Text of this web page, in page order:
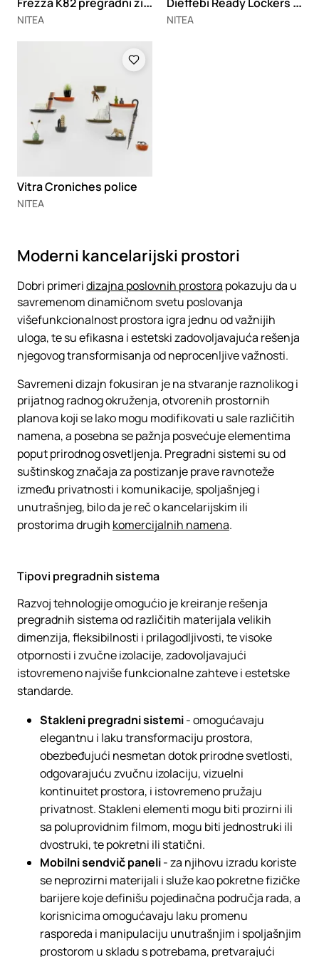
NITEA NITEA
Vitra Croniches police
NITEA
Moderni kancelarijski prostori
Dobri primeridizajna poslovnih prostora pokazuju da u
savremenom dinamičnom svetu poslovanja
višefunkcionalnost prostora igra jednu od važnijih
uloga, te su efikasna i estetski zadovoljavajuća rešenja
njegovog transformisanja od neprocenljive važnosti.
Savremeni dizajn fokusiran je na stvaranje raznolikog i
prijatnog radnog okruženja, otvorenih prostornih
planova koji se lako mogu modifikovati u sale različitih
namena, a posebna se pažnja posvećuje elementima
poput prirodnog osvetljenja. Pregradni sistemi su od
suštinskog značaja za postizanje prave ravnoteže
između privatnosti i komunikacije, spoljašnjeg i
unutrašnjeg, bilo da je reč o kancelarijskim ili
prostorima drugih komercijalnih namena.
Tipovi pregradnih sistema
Razvoj tehnologije omogućio je kreiranje rešenja
pregradnih sistema od različitih materijala velikih
dimenzija, fleksibilnosti i prilagodljivosti, te visoke
otpornosti i zvučne izolacije, zadovoljavajući
istovremeno najviše funkcionalne zahteve i estetske
standarde.
Stakleni pregradni sistemi- omogućavaju
elegantnu i laku transformaciju prostora,
obezbeđujući nesmetan dotok prirodne svetlosti,
odgovarajuću zvučnu izolaciju, vizuelni
kontinuitet prostora, i istovremeno pružaju
privatnost. Stakleni elementi mogu biti prozirni ili
sa poluprovidnim filmom, mogu biti jednostruki ili
dvostruki, te pokretni ili statični.
Mobilni sendvič paneli- za njihovu izradu koriste
se neprozirni materijali i služe kao pokretne fizičke
barijere koje definišu pojedinačna područja rada, a
korisnicima omogućavaju laku promenu
rasporeda i manipulaciju unutrašnjim i spoljašnjim
prostorom u skladu s potrebama, pretvarajući